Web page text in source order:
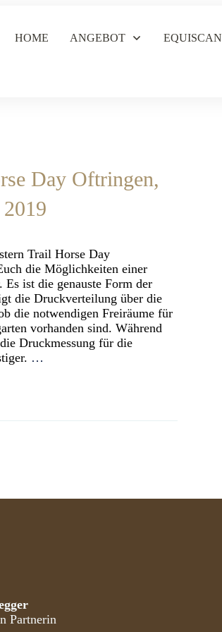
HOME ANGEBOT EQUISCAN
Day Oftringen,
Trail Horse Day
die Möglichkeiten einer
ist die genauste Form der
die Druckverteilung über die
die notwendigen Freiräume für
vorhanden sind. Während
Druckmessung für die
…
Partnerin